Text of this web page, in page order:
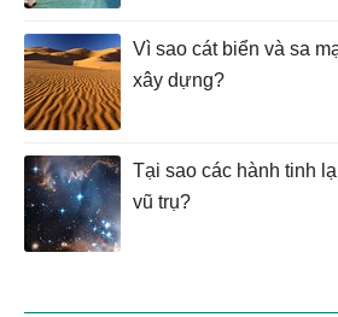
Vì sao cát biển và sa
xây dựng?
Tại sao các hành tinh
vũ trụ?